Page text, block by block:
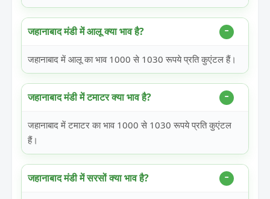
जहानाबाद मंडी में आलू क्या भाव है?
जहानाबाद में आलू का भाव 1000 से 1030 रूपये प्रति कुएंटल हैं।
जहानाबाद मंडी में टमाटर क्या भाव है?
जहानाबाद में टमाटर का भाव 1000 से 1030 रूपये प्रति कुएंटल
हैं।
जहानाबाद मंडी में सरसों क्या भाव है?